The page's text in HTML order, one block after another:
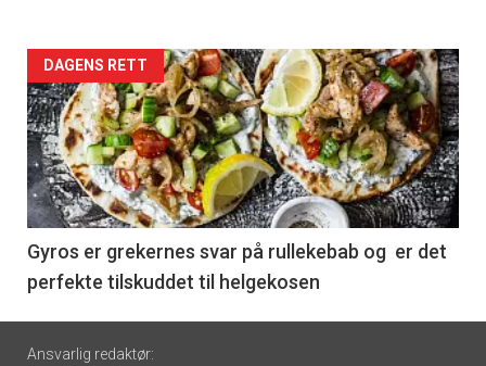
Forsiden
akkurat
nå
-
6
DAGENS RETT
Gyros er grekernes svar på rullekebab og er det
perfekte tilskuddet til helgekosen
Footer
Ansvarlig redaktør: